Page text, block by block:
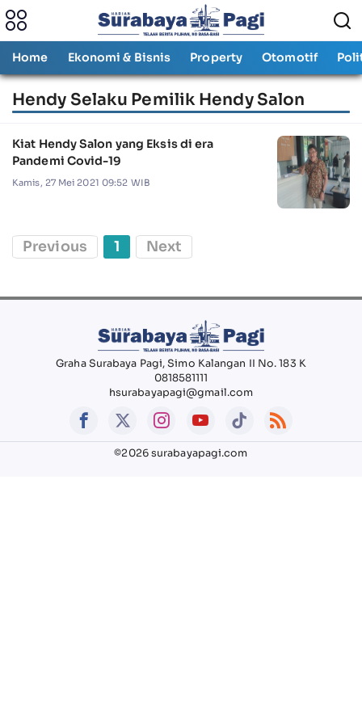
Home Ekonomi & Bisnis Property Otomotif
Hendy Selaku Pemilik Hendy Salon
Kiat Hendy Salon yang Eksis di era
Pandemi Covid-19
Kamis, 27 Mei 2021 09:52 WIB
Previous 1 Next
Graha Surabaya Pagi, Simo Kalangan II No. 183 K
0818581111
hsurabayapagi@gmail.com
©2026 surabayapagi.com